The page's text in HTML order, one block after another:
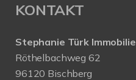
KONTAKT
Stephanie Türk
Röthelbachweg 62
96120 Bischberg